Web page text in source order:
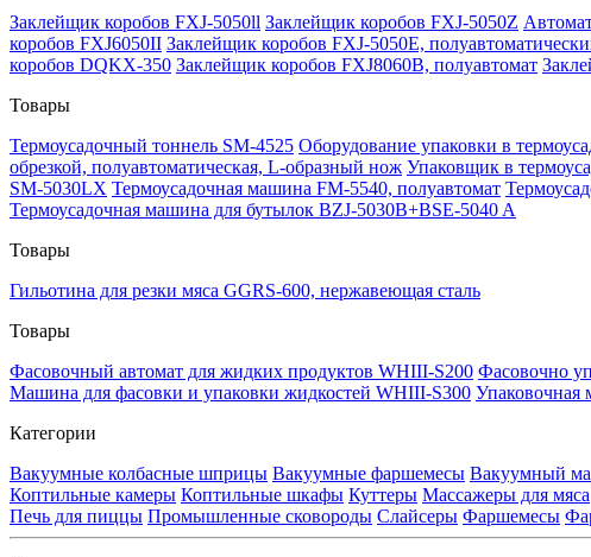
Заклейщик коробов FXJ-5050ll Заклейщик коробов FXJ-5050Z
коробов FXJ6050II Заклейщик коробов FXJ-5050E,
коробов DQKX-350 Заклейщик коробов FXJ8060B, полуавтомат
Товары
Термоусадочный тоннель SM-4525 Оборудование упаковки в
обрезкой, полуавтоматическая, L-образный нож Упаковщик в
SM-5030LX Термоусадочная машина FM-5540, полуавтомат
Термоусадочная машина для бутылок BZJ-5030B+BSE-5040 A
Товары
Гильотина для резки мяса GGRS-600, нержавеющая сталь
Товары
Фасовочный автомат для жидких продуктов WHIII-S200 Фасовочно
Машина для фасовки и упаковки жидкостей WHIII-S300 Упаковочная
Категории
Вакуумные колбасные шприцы Вакуумные фаршемесы Вакуумный
Коптильные камеры Коптильные шкафы Куттеры Массажеры для мяса
Печь для пиццы Промышленные сковороды Слайсеры Фаршемесы